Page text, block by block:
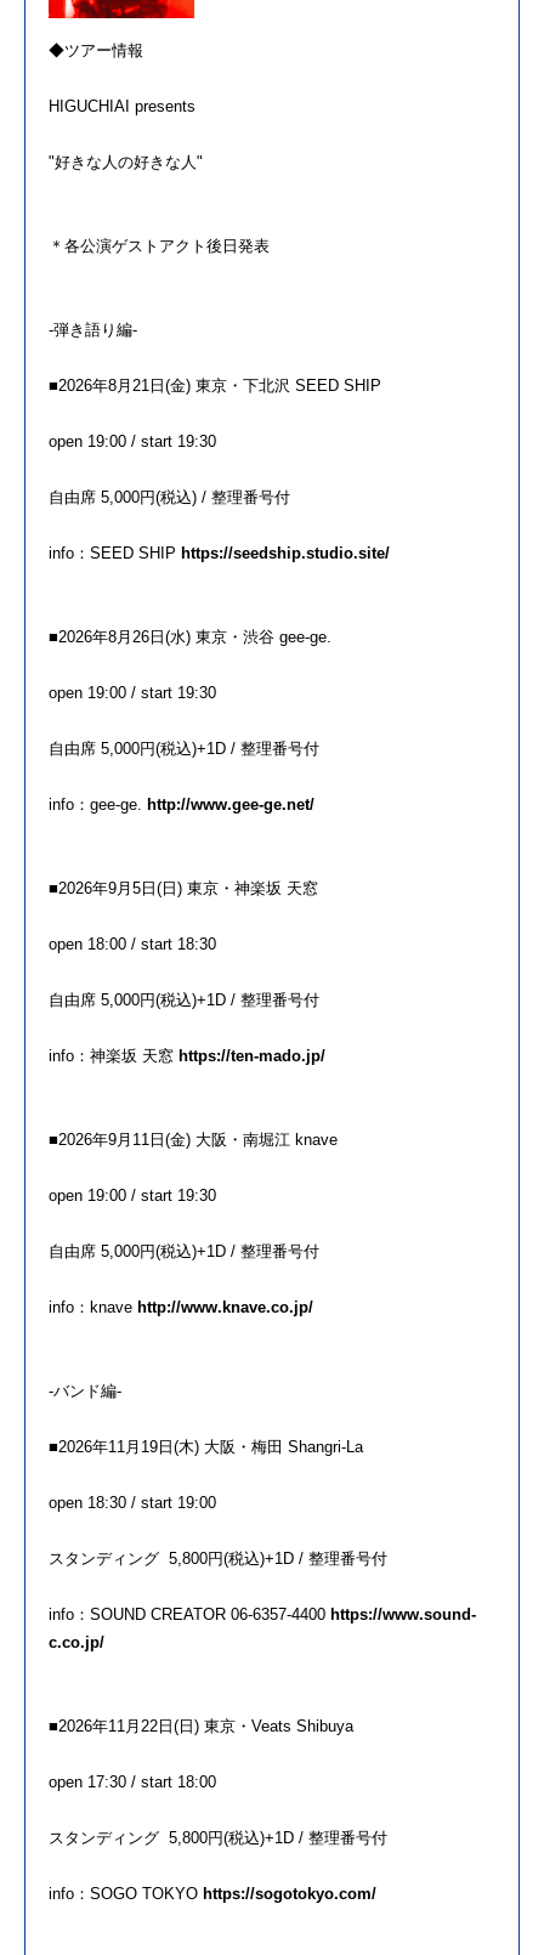
◆ツアー情報
HIGUCHIAI presents
"好き な 人の好き な 人"
＊各公演ゲストアクト後日発表
-弾き語り編-
■2026年8月21日(金) 東京・下北沢 SEED SHIP
open 19:00 / start 19:30
自由席 5,000円(税込) / 整理番号付
info：SEED SHIP https://seedship.studio.site/
■2026年8月26日(水) 東京・渋谷 gee-ge.
open 19:00 / start 19:30
自由席 5,000円(税込)+1D / 整理番号付
info：gee-ge. http://www.gee-ge.net/
■2026年9月5日(日) 東京・神楽坂 天窓
open 18:00 / start 18:30
自由席 5,000円(税込)+1D / 整理番号付
info：神楽坂 天窓 https://ten-mado.jp/
■2026年9月11日(金) 大阪・南堀江 knave
open 19:00 / start 19:30
自由席 5,000円(税込)+1D / 整理番号付
info：knave http://www.knave.co.jp/
-バンド編-
■2026年11月19日(木) 大阪・梅田 Shangri-La
open 18:30 / start 19:00
スタンディング 5,800円(税込)+1D / 整理番号付
info：SOUND CREATOR 06-6357-4400 https://www.sound-
c.co.jp/
■2026年11月22日(日) 東京・Veats Shibuya
open 17:30 / start 18:00
スタンディング 5,800円(税込)+1D / 整理番号付
info：SOGO TOKYO https://sogotokyo.com/